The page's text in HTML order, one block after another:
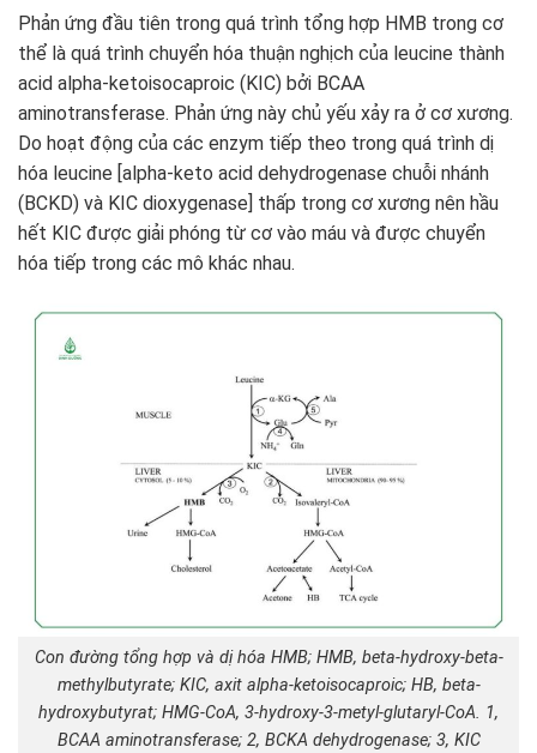
Phản ứng đầu tiên trong quá trình tổng hợp HMB trong cơ
thể là quá trình chuyển hóa thuận nghịch của leucine thành
acid alpha-ketoisocaproic (KIC) bởi BCAA
aminotransferase. Phản ứng này chủ yếu xảy ra ở cơ xương.
Do hoạt động của các enzym tiếp theo trong quá trình dị
hóa leucine [alpha-keto acid dehydrogenase chuỗi nhánh
(BCKD) và KIC dioxygenase] thấp trong cơ xương nên hầu
hết KIC được giải phóng từ cơ vào máu và được chuyển
hóa tiếp trong các mô khác nhau.
Con đường tổng hợp và dị hóa HMB; HMB, beta-hydroxy-beta-
methylbutyrate; KIC, axit alpha-ketoisocaproic; HB, beta-
hydroxybutyrat; HMG-CoA, 3-hydroxy-3-metyl-glutaryl-CoA. 1,
BCAA aminotransferase; 2, BCKA dehydrogenase; 3, KIC